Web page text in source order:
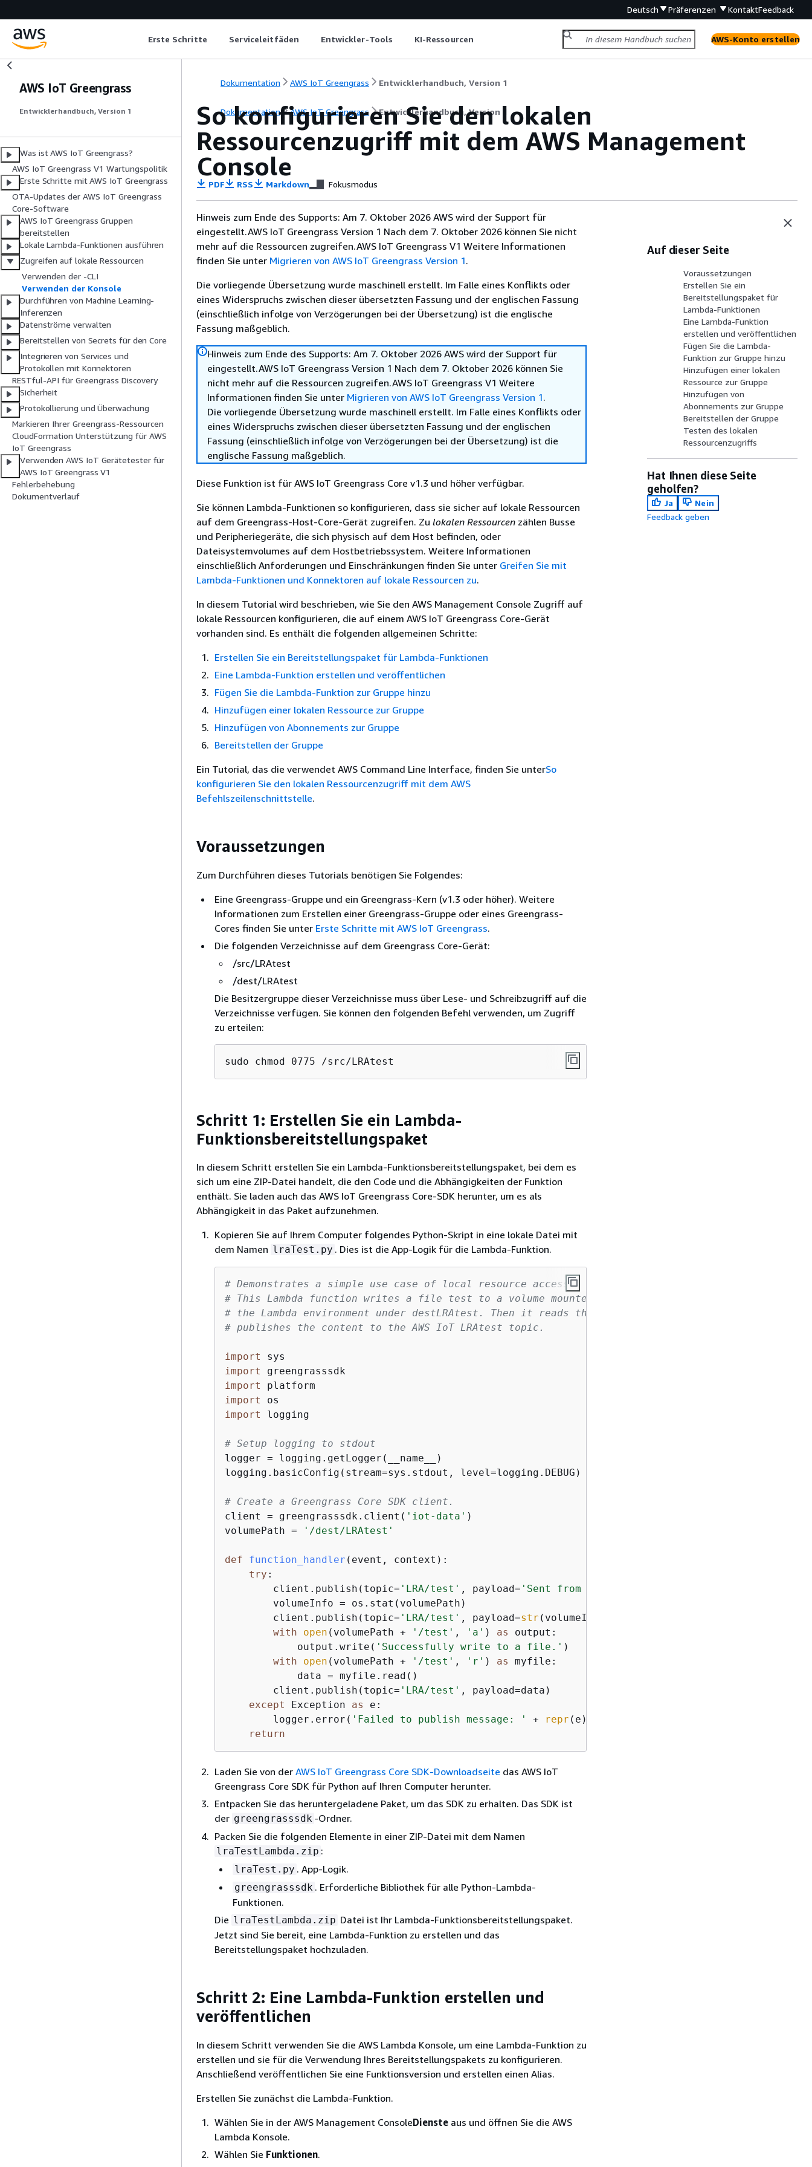
Deutsch Präferenzen KontaktFeedback
Erste Schritte Serviceleitfäden Entwickler-Tools KI-Ressourcen AWS-Konto erstellen
AWS IoT Greengrass
Entwicklerhandbuch, Version 1
Was ist AWS IoT Greengrass?
AWS IoT Greengrass V1 Wartungspolitik
Erste Schritte mit AWS IoT Greengrass
OTA-Updates der AWS IoT Greengrass
Core-Software
AWS IoT Greengrass Gruppen
bereitstellen
Lokale Lambda-Funktionen ausführen
Zugreifen auf lokale Ressourcen
Verwenden der -CLI
Verwenden der Konsole
Durchführen von Machine Learning-
Inferenzen
Datenströme verwalten
Bereitstellen von Secrets für den Core
Integrieren von Services und
Protokollen mit Konnektoren
RESTful-API für Greengrass Discovery
Sicherheit
Protokollierung und Überwachung
Markieren Ihrer Greengrass-Ressourcen
CloudFormation Unterstützung für AWS
IoT Greengrass
Verwenden AWS IoT Gerätetester für
AWS IoT Greengrass V1
Fehlerbehebung
Dokumentverlauf
Dokumentation AWS IoT Greengrass Entwicklerhandbuch, Version 1
Dokumentation AWS IoT Greengrass Entwicklerhandbuch, Version 1
So konfigurieren Sie den lokalen
Ressourcenzugriff mit dem AWS Management
Console
PDF RSS Markdown Fokusmodus
Hinweis zum Ende des Supports: Am 7. Oktober 2026 AWS wird der Support für
eingestellt.AWS IoT Greengrass Version 1 Nach dem 7. Oktober 2026 können Sie nicht
mehr auf die Ressourcen zugreifen.AWS IoT Greengrass V1 Weitere Informationen
finden Sie unter Migrieren von AWS IoT Greengrass Version 1.
Die vorliegende Übersetzung wurde maschinell erstellt. Im Falle eines Konflikts oder
eines Widerspruchs zwischen dieser übersetzten Fassung und der englischen Fassung
(einschließlich infolge von Verzögerungen bei der Übersetzung) ist die englische
Fassung maßgeblich.
Hinweis zum Ende des Supports: Am 7. Oktober 2026 AWS wird der Support für
eingestellt.AWS IoT Greengrass Version 1 Nach dem 7. Oktober 2026 können Sie
nicht mehr auf die Ressourcen zugreifen.AWS IoT Greengrass V1 Weitere
Informationen finden Sie unter Migrieren von AWS IoT Greengrass Version 1.
Die vorliegende Übersetzung wurde maschinell erstellt. Im Falle eines Konflikts oder
eines Widerspruchs zwischen dieser übersetzten Fassung und der englischen
Fassung (einschließlich infolge von Verzögerungen bei der Übersetzung) ist die
englische Fassung maßgeblich.
Diese Funktion ist für AWS IoT Greengrass Core v1.3 und höher verfügbar.
Sie können Lambda-Funktionen so konfigurieren, dass sie sicher auf lokale Ressourcen
auf dem Greengrass-Host-Core-Gerät zugreifen. Zu lokalen Ressourcen zählen Busse
und Peripheriegeräte, die sich physisch auf dem Host befinden, oder
Dateisystemvolumes auf dem Hostbetriebssystem. Weitere Informationen
einschließlich Anforderungen und Einschränkungen finden Sie unter Greifen Sie mit
Lambda-Funktionen und Konnektoren auf lokale Ressourcen zu.
In diesem Tutorial wird beschrieben, wie Sie den AWS Management Console Zugriff auf
lokale Ressourcen konfigurieren, die auf einem AWS IoT Greengrass Core-Gerät
vorhanden sind. Es enthält die folgenden allgemeinen Schritte:
Erstellen Sie ein Bereitstellungspaket für Lambda-Funktionen
Eine Lambda-Funktion erstellen und veröffentlichen
Fügen Sie die Lambda-Funktion zur Gruppe hinzu
Hinzufügen einer lokalen Ressource zur Gruppe
Hinzufügen von Abonnements zur Gruppe
Bereitstellen der Gruppe
Ein Tutorial, das die verwendet AWS Command Line Interface, finden Sie unterSo
konfigurieren Sie den lokalen Ressourcenzugriff mit dem AWS
Befehlszeilenschnittstelle.
Voraussetzungen
Zum Durchführen dieses Tutorials benötigen Sie Folgendes:
Eine Greengrass-Gruppe und ein Greengrass-Kern (v1.3 oder höher). Weitere
Informationen zum Erstellen einer Greengrass-Gruppe oder eines Greengrass-
Cores finden Sie unter Erste Schritte mit AWS IoT Greengrass.
Die folgenden Verzeichnisse auf dem Greengrass Core-Gerät:
/src/LRAtest
/dest/LRAtest
Die Besitzergruppe dieser Verzeichnisse muss über Lese- und Schreibzugriff auf die
Verzeichnisse verfügen. Sie können den folgenden Befehl verwenden, um Zugriff
zu erteilen:
sudo chmod 0775 /src/LRAtest
Schritt 1: Erstellen Sie ein Lambda-
Funktionsbereitstellungspaket
In diesem Schritt erstellen Sie ein Lambda-Funktionsbereitstellungspaket, bei dem es
sich um eine ZIP-Datei handelt, die den Code und die Abhängigkeiten der Funktion
enthält. Sie laden auch das AWS IoT Greengrass Core-SDK herunter, um es als
Abhängigkeit in das Paket aufzunehmen.
Kopieren Sie auf Ihrem Computer folgendes Python-Skript in eine lokale Datei mit
dem Namen lraTest.py . Dies ist die App-Logik für die Lambda-Funktion.
# Demonstrates a simple use case of local resource access.
# This Lambda function writes a file test to a volume mounted inside
# the Lambda environment under destLRAtest. Then it reads the file and
# publishes the content to the AWS IoT LRAtest topic.
import
import
import
import
import
logging
# Setup logging to stdout
logger = logging.getLogger(__name__)
logging.basicConfig(stream=sys.stdout, level=logging.DEBUG)
# Create a Greengrass Core SDK client.
client = greengrasssdk.client( 'iot-data' )
volumePath =
'/dest/LRAtest'
def function_handler ( event, context ):
try :
        client.publish(topic=
'LRA/test' , payload= 'Sent from AWS IoT Greengrass Core.'
        volumeInfo = os.stat(volumePath)
        client.publish(topic=
'LRA/test' , payload=str (volumeInfo))
with
open (volumePath + '/test' , 'a' ) as
output:
            output.write(
'Successfully write to a file.' )
with
open (volumePath + '/test' , 'r' ) as
myfile:
            data = myfile.read()
        client.publish(topic=
'LRA/test' , payload=data)
except
Exception as
e:
        logger.error(
'Failed to publish message: ' + repr (e))
return
Laden Sie von der AWS IoT Greengrass Core SDK-Downloadseite das AWS IoT
Greengrass Core SDK für Python auf Ihren Computer herunter.
Entpacken Sie das heruntergeladene Paket, um das SDK zu erhalten. Das SDK ist
der greengrasssdk -Ordner.
Packen Sie die folgenden Elemente in einer ZIP-Datei mit dem Namen
lraTestLambda.zip :
lraTest.py . App-Logik.
greengrasssdk . Erforderliche Bibliothek für alle Python-Lambda-
Funktionen.
Die lraTestLambda.zip Datei ist Ihr Lambda-Funktionsbereitstellungspaket.
Jetzt sind Sie bereit, eine Lambda-Funktion zu erstellen und das
Bereitstellungspaket hochzuladen.
Schritt 2: Eine Lambda-Funktion erstellen und
veröffentlichen
In diesem Schritt verwenden Sie die AWS Lambda Konsole, um eine Lambda-Funktion zu
erstellen und sie für die Verwendung Ihres Bereitstellungspakets zu konfigurieren.
Anschließend veröffentlichen Sie eine Funktionsversion und erstellen einen Alias.
Erstellen Sie zunächst die Lambda-Funktion.
Wählen Sie in der AWS Management ConsoleDienste aus und öffnen Sie die AWS
Lambda Konsole.
Wählen Sie Funktionen.
Auf dieser Seite
Voraussetzungen
Erstellen Sie ein
Bereitstellungspaket für
Lambda-Funktionen
Eine Lambda-Funktion
erstellen und veröffentlichen
Fügen Sie die Lambda-
Funktion zur Gruppe hinzu
Hinzufügen einer lokalen
Ressource zur Gruppe
Hinzufügen von
Abonnements zur Gruppe
Bereitstellen der Gruppe
Testen des lokalen
Ressourcenzugriffs
Hat Ihnen diese Seite
geholfen?
Ja
Nein
Feedback geben